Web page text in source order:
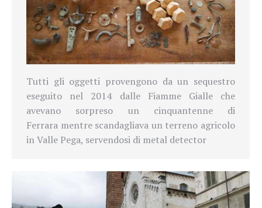
Tutti gli oggetti provengono da un sequestro
eseguito nel 2014 dalle Fiamme Gialle che
avevano sorpreso un cinquantenne di
Ferrara mentre scandagliava un terreno agricolo
in Valle Pega, servendosi di metal detector